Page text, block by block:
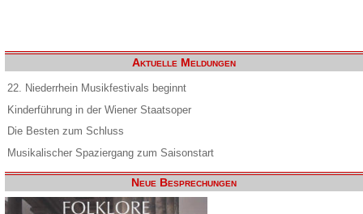
Aktuelle Meldungen
22. Niederrhein Musikfestivals beginnt
Kinderführung in der Wiener Staatsoper
Die Besten zum Schluss
Musikalischer Spaziergang zum Saisonstart
Neue Besprechungen